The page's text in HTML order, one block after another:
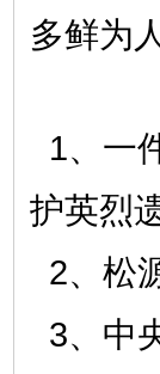
多鲜为
1、一
护英烈
2、松
3、中